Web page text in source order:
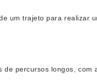
um trajeto para realizar
percursos longos,